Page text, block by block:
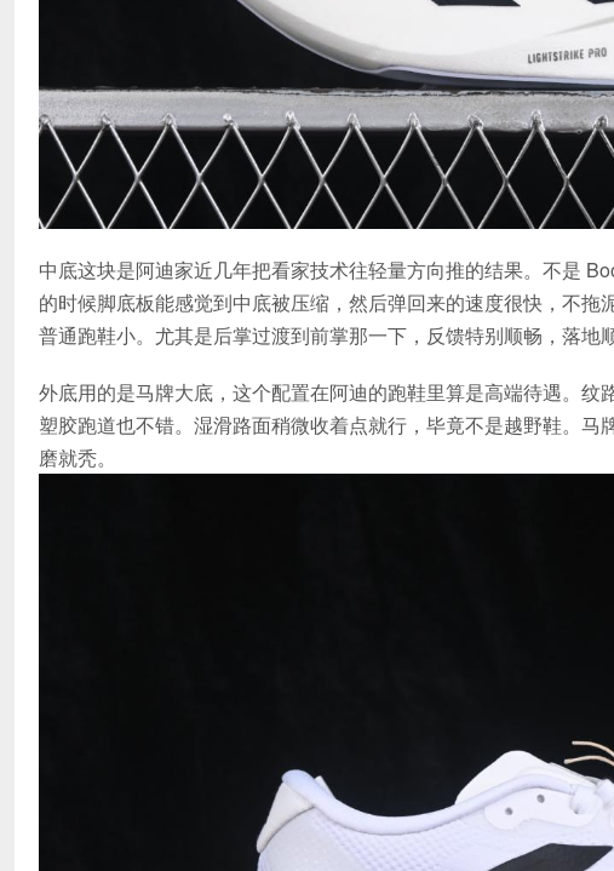
中底这块是阿迪家近几年把看家技术往轻量方向推的结果。不是
的时候脚底板能感觉到中底被压缩，然后弹回来的速度很快，不
普通跑鞋小。尤其是后掌过渡到前掌那一下，反馈特别顺畅，落地
外底用的是马牌大底，这个配置在阿迪的跑鞋里算是高端待遇。纹
塑胶跑道也不错。湿滑路面稍微收着点就行，毕竟不是越野鞋。
磨就秃。